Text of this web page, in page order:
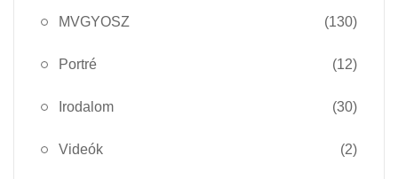
MVGYOSZ (130)
Portré (12)
Irodalom (30)
Videók (2)